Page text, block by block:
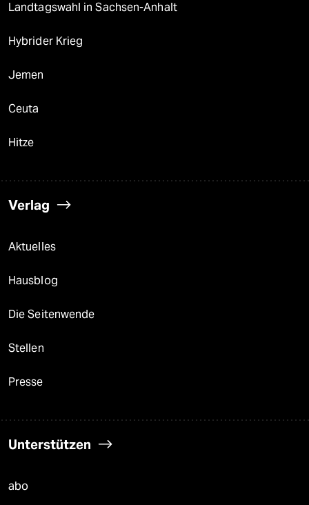
Landtagswahl in Sachsen-Anhalt
Hybrider Krieg
Jemen
Ceuta
Hitze
Verlag
Aktuelles
Hausblog
Die Seitenwende
Stellen
Presse
Unterstützen
abo